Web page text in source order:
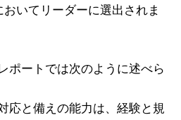
いてリーダーに選出されま
ポートでは次のように述べら
応と備えの能力は、経験と規